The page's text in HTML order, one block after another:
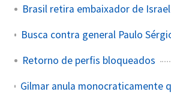
Brasil retira embaixador de Israel
Retorno de perfis bloqueados